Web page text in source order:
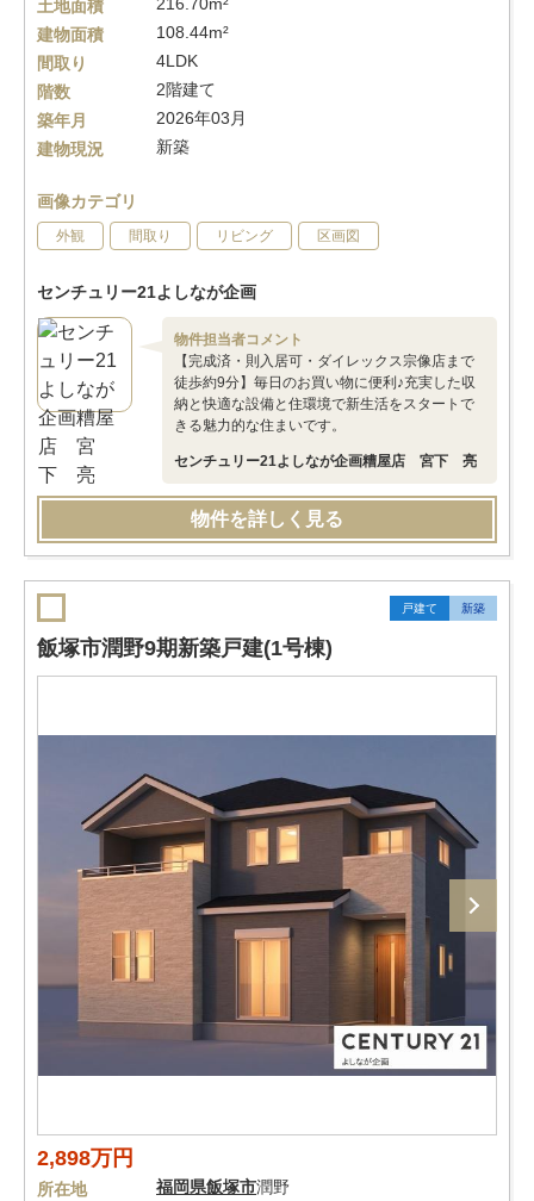
土地面積
建物面積
108.44m²
間取り
4LDK
階数
2階建て
築年月
2026年03月
建物現況
新築
画像カテゴリ
外観 間取り リビング 区画図
センチュリー21よしなが企画
物件担当者コメント
【完成済・則入居可・ダイレックス宗像店まで
徒歩約9分】毎日のお買い物に便利♪充実した収
納と快適な設備と住環境で新生活をスタートで
きる魅力的な住まいです。
センチュリー21よしなが企画糟屋店 宮下 亮
物件を詳しく見る
戸建て 新築
飯塚市潤野9期新築戸建(1号棟)
2,898万円
所在地 福岡県飯塚市潤野